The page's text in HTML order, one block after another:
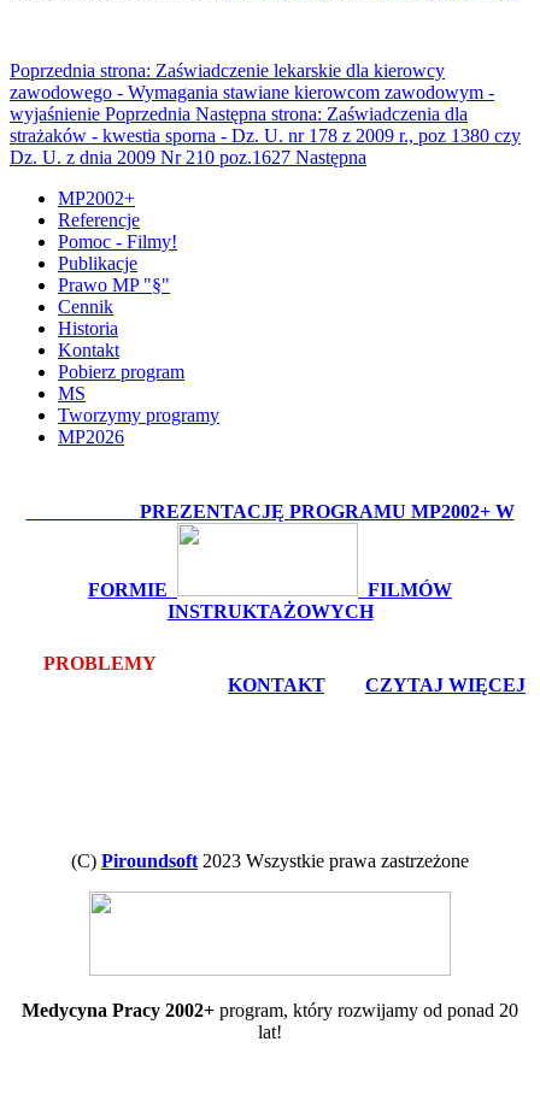
Poprzednia strona: Zaświadczenie lekarskie dla kierowcy
zawodowego - Wymagania stawiane kierowcom zawodowym -
wyjaśnienie Poprzednia Następna strona: Zaświadczenia dla
strażaków - kwestia sporna - Dz. U. nr 178 z 2009 r., poz 1380 czy
Dz. U. z dnia 2009 Nr 210 poz.1627 Następna
MP2002+
Referencje
Pomoc - Filmy!
Publikacje
Prawo MP "§"
Cennik
Historia
Kontakt
Pobierz program
MS
Tworzymy programy
MP2026
PREZENTACJĘ PROGRAMU MP2002+ W
FORMIE
FILMÓW
INSTRUKTAŻOWYCH
PROBLEMYZ POBRANIEM LUB INSTALACJĄ? -
KONTAKT, lub CZYTAJ WIĘCEJ
(C) Piroundsoft 2023 Wszystkie prawa zastrzeżone
Medycyna Pracy 2002+ program, który rozwijamy od ponad 20
lat!